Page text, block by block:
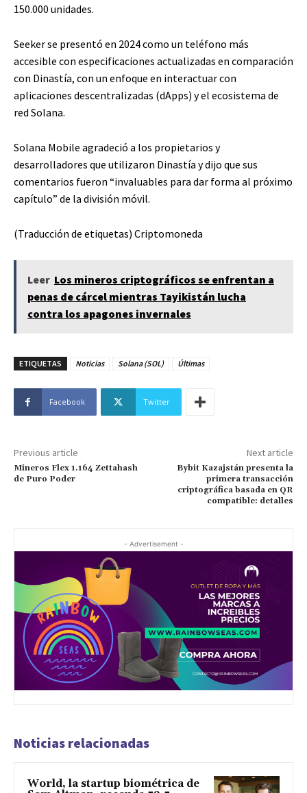
150.000 unidades.
Seeker se presentó en 2024 como un teléfono más
accesible con especificaciones actualizadas en comparación
con Dinastía, con un enfoque en interactuar con
aplicaciones descentralizadas (dApps) y el ecosistema de
red Solana.
Solana Mobile agradeció a los propietarios y
desarrolladores que utilizaron Dinastía y dijo que sus
comentarios fueron “invaluables para dar forma al próximo
capítulo” de la división móvil.
(Traducción de etiquetas) Criptomoneda
Leer Los mineros criptográficos se enfrentan a
penas de cárcel mientras Tayikistán lucha
contra los apagones invernales
ETIQUETAS Noticias Solana (SOL) Últimas
Facebook Twitter
Previous article
Mineros Flex 1.164 Zettahash
de Puro Poder
Next article
Bybit Kazajstán presenta la
primera transacción
criptográfica basada en QR
compatible: detalles
- Advertisement -
Noticias relacionadas
World, la startup biométrica de